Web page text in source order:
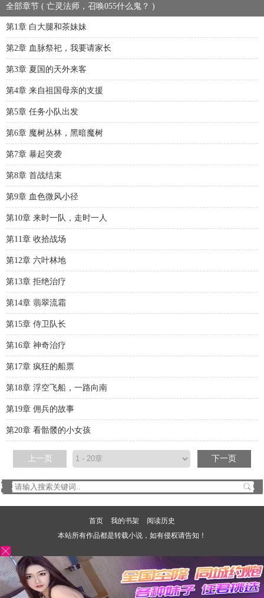
全部章节 ( 亡灵法师，召唤055什么鬼？ )
第1章 白大腿和茶妹妹
第2章 血脉祭祀，我要请家长
第3章 夏国的天外来客
第4章 来自祖国母亲的支援
第5章 任务小队出发
第6章 魔树丛林，黑暗魔树
第7章 暴起突袭
第8章 首战结束
第9章 血色微风小径
第10章 来时一队，走时一人
第11章 收拾战场
第12章 六叶林地
第13章 拒绝治疗
第14章 翡翠流霜
第15章 侍卫队长
第16章 神奇治疗
第17章 疯狂的船票
第18章 浮空飞船，一路向南
第19章 佣兵的故事
第20章 看骷髅的小女孩
上一页 下一页
首页 我的书架
阅读历史
本站所有作品都是转载小说，如有侵权请告知！